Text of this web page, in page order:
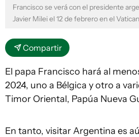
Francisco se verá con el presidente
Javier Milei el 12 de febrero en el
Compartir
El papa Francisco hará al
2024, uno a Bélgica y otro a
Timor Oriental, Papúa Nueva
En tanto, visitar Argentina es